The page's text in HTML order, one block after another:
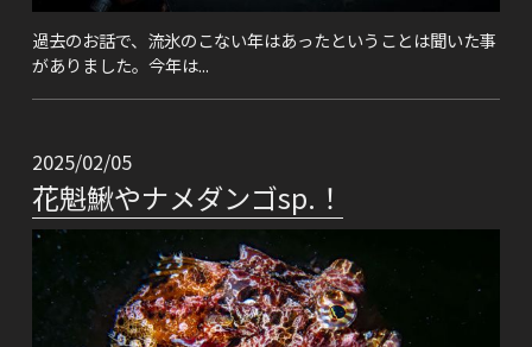
過去のお話で、流氷のこない年はあったということは聞いた事
がありました。今年は...
2025/02/05
花魁鰍やナメダンゴsp.！